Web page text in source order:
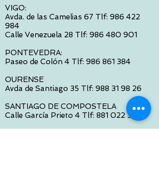
VIGO:
Avda. de las Camelias 67 Tlf: 986 422
984
Calle Venezuela 28 Tlf: 986 480 901
PONTEVEDRA:
Paseo de Colón 4 Tlf: 986 861 384
OURENSE
Avda de Santiago 35 Tlf: 988 31 98 26
SANTIAGO DE COMPOSTELA
Calle García Prieto 4 Tlf: 881 022 397